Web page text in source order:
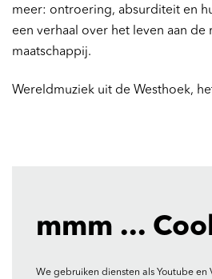
meer: ontroering, absurditeit en
een verhaal over het leven aan de
maatschappij.
Wereldmuziek uit de Westhoek,
mmm ...
We gebruiken diensten als Youtube en